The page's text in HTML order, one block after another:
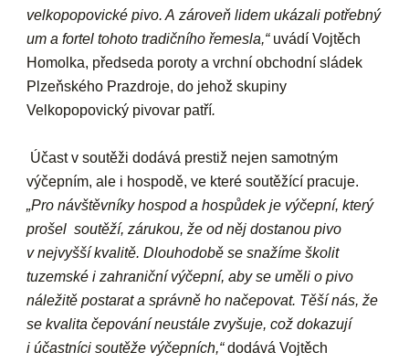
velkopopovické pivo. A zároveň lidem ukázali potřebný
um a fortel tohoto tradičního řemesla,“uvádíVojtěch
Homolka, předseda poroty a vrchní obchodní sládek
Plzeňského Prazdroje, do jehož skupiny
Velkopopovický pivovar patří.
Účast v soutěži dodává prestiž nejen samotným
výčepním, ale i hospodě, ve které soutěžící pracuje.
„Pro návštěvníky hospod a hospůdek je výčepní, který
prošel soutěží, zárukou, že od něj dostanou pivo
v nejvyšší kvalitě. Dlouhodobě se snažíme školit
tuzemské i zahraniční výčepní, aby se uměli o pivo
náležitě postarat a správně ho načepovat. Těší nás, že
se kvalita čepování neustále zvyšuje, což dokazují
i účastníci soutěže výčepních,“dodává Vojtěch